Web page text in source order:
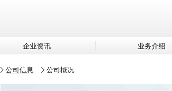
企业资讯 业务介绍
公司信息 公司概况